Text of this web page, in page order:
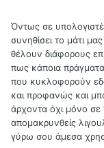
Όντως σε
συνηθίσει το μάτι
θέλουν διάφορους
πως κάποια
που κυκλοφορούν
και προφανώς και
άρχοντα όχι μόνο σε
απομακρυνθείς
γύρω σου άμεσα